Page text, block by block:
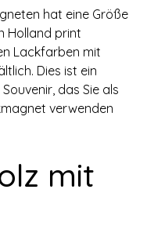
hat eine Größe
Holland print
Lackfarben mit
Dies ist ein
das Sie als
verwenden
mit